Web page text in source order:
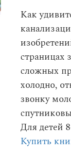
Как
страницах
сложных
холодно,
звонку
Для детей
Купить